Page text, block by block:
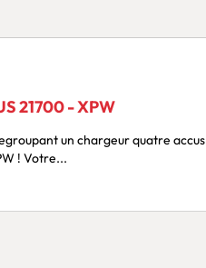
21700 - XPW
un chargeur quatre accus
et 4 accus de vape ? Faites le choix de la qualité XPW ! Votre...